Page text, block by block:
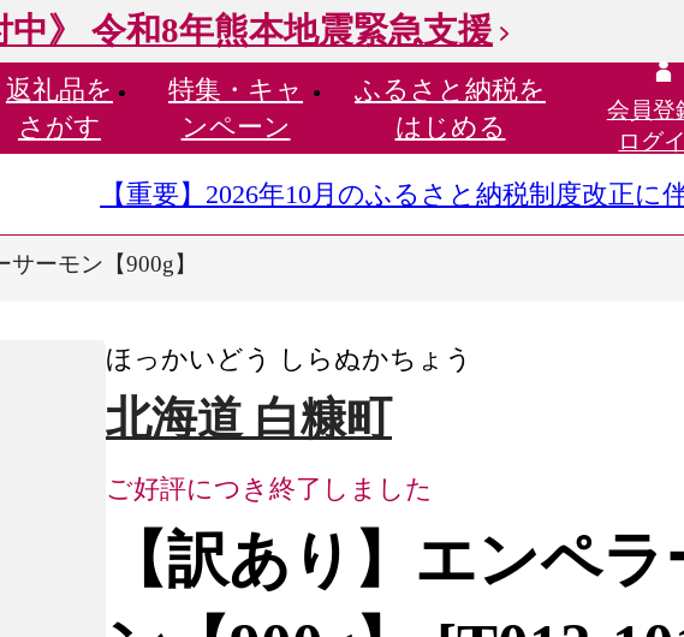
中》 令和8年熊本地震緊急支援
返礼品を
さがす
特集・ キャ
ンペーン
ふるさと納税を
はじめる
会員登
ログ
【重要】2026年10月のふるさと納税制度改正に
サーモン【900g】
ほっかいどう しらぬかちょう
北海道 白糠町
ご好評につき終了しました
【訳あり】エンペ